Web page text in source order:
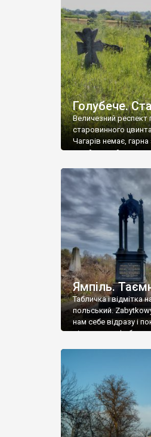
Голубече.
Величезний респект
старовинного
Чагарів немає,
– найкращий
бруньками, кози ті
делікатес. На
різноманітних форм
Ямпіль.
Табличка і відмітка
польський.
нам себе відразу і
віднести до
виявилося більше
абсолютну
оманливим – […]